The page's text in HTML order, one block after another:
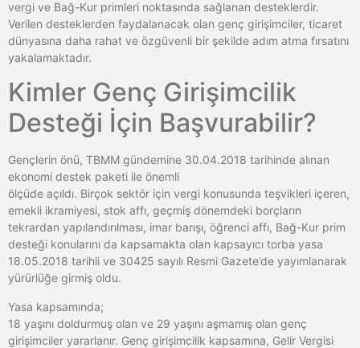
vergi ve Bağ-Kur primleri noktasında sağlanan desteklerdir.
Verilen desteklerden faydalanacak olan genç girişimciler, ticaret
dünyasına daha rahat ve özgüvenli bir şekilde adım atma fırsatını
yakalamaktadır.
Kimler Genç Girişimcilik
Desteği İçin Başvurabilir?
Gençlerin önü, TBMM gündemine 30.04.2018 tarihinde alınan
ekonomi destek paketi ile önemli
ölçüde açıldı. Birçok sektör için vergi konusunda teşvikleri içeren,
emekli ikramiyesi, stok affı, geçmiş dönemdeki borçların
tekrardan yapılandırılması, imar barışı, öğrenci affı, Bağ-Kur prim
desteği konularını da kapsamakta olan kapsayıcı torba yasa
18.05.2018 tarihli ve 30425 sayılı Resmi Gazete’de yayımlanarak
yürürlüğe girmiş oldu.
Yasa kapsamında;
18 yaşını doldurmuş olan ve 29 yaşını aşmamış olan genç
girişimciler yararlanır. Genç girişimcilik kapsamına, Gelir Vergisi